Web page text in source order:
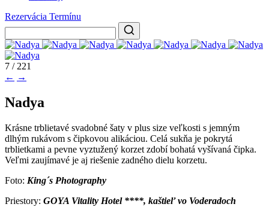
Rezervácia Termínu
7 / 221
← →
Nadya
Krásne trblietavé svadobné šaty v plus size veľkosti s jemným
dlhým rukávom s čipkovou alikáciou. Celá sukňa je pokrytá
trblietkami a pevne vyztužený korzet zdobí bohatá vyšívaná čipka.
Veľmi zaujímavé je aj riešenie zadného dielu korzetu.
Foto: King´s Photography
Priestory: GOYA Vitality Hotel ****, kaštieľ vo Voderadoch